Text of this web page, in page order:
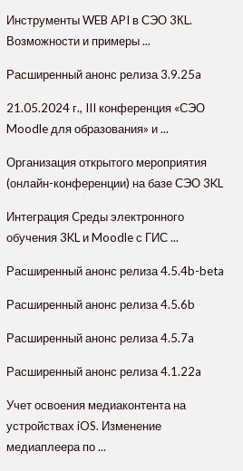
Инструменты WEB API в СЭО 3КL.
Возможности и примеры ...
Расширенный анонс релиза 3.9.25a
21.05.2024 г., III конференция «СЭО
Moodle для образования» и ...
Организация открытого мероприятия
(онлайн-конференции) на базе СЭО 3KL
Интеграция Cреды электронного
обучения 3KL и Moodle с ГИС ...
Расширенный анонс релиза 4.5.4b-beta
Расширенный анонс релиза 4.5.6b
Расширенный анонс релиза 4.5.7a
Расширенный анонс релиза 4.1.22a
Учет освоения медиаконтента на
устройствах iOS. Изменение
медиаплеера по ...